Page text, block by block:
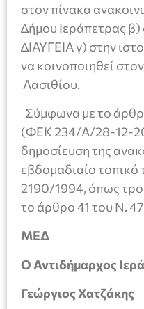
στον πίνακα
∆ήµου Ιεράπετρας
∆ΙΑΥΓΕΙΑ γ) στην
να κοινοποιηθεί
Λασιθίου.
Σύμφωνα με το
(ΦΕΚ 234/Α/28-12-
δημοσίευση της
εβδομαδιαίο
2190/1994, όπως
το άρθρο 41 του Ν.
ΜΕΔ
Ο Αντιδήμαρχος
Γεώργιος Χατζάκης